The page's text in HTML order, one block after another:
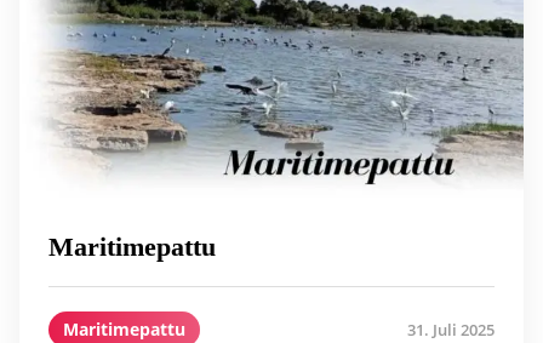
Maritimepattu
Maritimepattu 31. Juli 2025